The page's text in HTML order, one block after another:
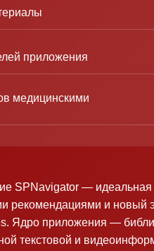
приложения
медицинскими
SPNavigator —
рекомендациями и новый
Ядро приложения —
текстовой и